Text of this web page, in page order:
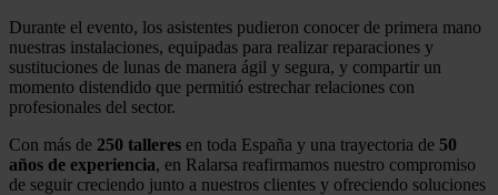
Durante el evento, los asistentes pudieron conocer de primera mano
nuestras instalaciones, equipadas para realizar reparaciones y
sustituciones de lunas de manera ágil y segura, y compartir un
momento distendido que permitió estrechar relaciones con
profesionales del sector.
Con más de 250 talleres en toda España y una trayectoria de 50
años de experiencia, en Ralarsa reafirmamos nuestro compromiso
de seguir creciendo junto a nuestros clientes y ofreciendo soluciones